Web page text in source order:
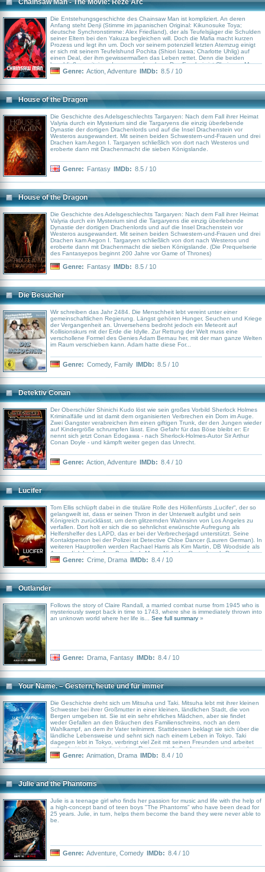
Chainsaw Man - The Movie: Reze Arc
Die Entstehungsgeschichte des Chainsaw Man ist kompliziert. An deren
Anfang steht Denji (Stimme im japanischen Original: Kikunosuke Toya;
deutsche Synchronstimme: Alex Friedland), der als Teufelsjäger die Schulden
seiner Eltern bei den Yakuza begleichen will. Doch die Mafia macht kurzen
Prozess und legt ihn um. Doch vor seinem potenziell letzten Atemzug einigt
er sich mit seinem Teufelshund Pochita (Shiori Izawa; Charlotte Uhlig) auf
einen Deal, der ihm gewissermaßen das Leben rettet. Denn die beiden
beschließen, miteinander zu verschmelzen. Das Ergebnis ist Chainsaw Man,
dessen Welt nun plötzlich von dem aufgetauchten Mädchen Reze (Reina
Genre: Action Adventure IMDb: 8.5 / 10
House of the Dragon
Die Geschichte des Adelsgeschlechts Targaryen: Nach dem Fall ihrer Heimat
Valyria durch ein Mysterium sind die Targaryens die einzig überlebende
Dynastie der dortigen Drachenlords und auf die Insel Drachenstein vor
Westeros ausgewandert. Mit seinen beiden Schwestern-und-Frauen und drei
Drachen kam Aegon I. Targaryen schließlich von dort nach Westeros und
eroberte dann mit Drachenmacht die sieben Königslande.
Genre: Fantasy IMDb: 8.5 / 10
House of the Dragon
Die Geschichte des Adelsgeschlechts Targaryen: Nach dem Fall ihrer Heimat
Valyria durch ein Mysterium sind die Targaryens die einzig überlebende
Dynastie der dortigen Drachenlords und auf die Insel Drachenstein vor
Westeros ausgewandert. Mit seinen beiden Schwestern-und-Frauen und drei
Drachen kam Aegon I. Targaryen schließlich von dort nach Westeros und
eroberte dann mit Drachenmacht die sieben Königslande. (Die Prequelserie
des Fantasyepos beginnt 200 Jahre vor Game of Thrones)
Genre: Fantasy IMDb: 8.5 / 10
Die Besucher
Wir schreiben das Jahr 2484. Die Menschheit lebt vereint unter einer
gemeinschaftlichen Regierung. Längst gehören Hunger, Seuchen und Kriege
der Vergangenheit an. Unversehens bedroht jedoch ein Meteorit auf
Kollisionskurs mit der Erde die Idylle. Zur Rettung der Welt muss eine
verschollene Formel des Genies Adam Bernau her, mit der man ganze Welten
im Raum verschieben kann. Adam hatte diese For...
Genre: Comedy, Family IMDb: 8.5 / 10
Detektiv Conan
Der Oberschüler Shinichi Kudo löst wie sein großes Vorbild Sherlock Holmes
Kriminalfälle und ist damit dem organisierten Verbrechen ein Dorn im Auge.
Zwei Gangster verabreichen ihm einen giftigen Trunk, der den Jungen wieder
auf Kindergröße schrumpfen lässt. Eine Gefahr für das Böse bleibt er: Er
nennt sich jetzt Conan Edogawa - nach Sherlock-Holmes-Autor Sir Arthur
Conan Doyle - und kämpft weiter gegen das Unrecht.
Genre: Action Adventure IMDb: 8.4 / 10
Lucifer
Tom Ellis schlüpft dabei in die tituläre Rolle des Höllenfürsts „Lucifer“, der so
gelangweilt ist, dass er seinen Thron in der Unterwelt aufgibt und sein
Königreich zurücklässt, um dem glitzernden Wahnsinn von Los Angeles zu
verfallen. Dort holt er sich die so sehnlichst erwünschte Aufregung als
Helfershelfer des LAPD, das er bei der Verbrecherjagd unterstützt. Seine
Kontaktperson bei der Polizei ist Detective Chloe Dancer (Lauren German). In
weiteren Hauptrollen werden Rachael Harris als Kim Martin, DB Woodside als
Amenadiel, Lesley-Ann Brandt als Maze, Nicholas Gonzalez als Dan und
Scarlett Estevez als Trixie zu sehen sein.
Genre: Crime Drama IMDb: 8.4 / 10
Outlander
Follows the story of Claire Randall, a married combat nurse from 1945 who is
mysteriously swept back in time to 1743, where she is immediately thrown into
an unknown world where her life is... See full summary »
Genre: Drama Fantasy IMDb: 8.4 / 10
Your Name. – Gestern, heute und für immer
Die Geschichte dreht sich um Mitsuha und Taki. Mitsuha lebt mit ihrer kleinen
Schwester bei ihrer Großmutter in einer kleinen, ländlichen Stadt, die von
Bergen umgeben ist. Sie ist ein sehr ehrliches Mädchen, aber sie findet
weder Gefallen an den Bräuchen des Familienschreins, noch an dem
Wahlkampf, an dem ihr Vater teilnimmt. Stattdessen beklagt sie sich über die
ländliche Lebensweise und sehnt sich nach einem Leben in Tokyo. Taki
dagegen lebt in Tokyo, verbringt viel Zeit mit seinen Freunden und arbeitet
nebenbei in einem italienischen Restaurant. Außerdem interessiert er sich
sehr für Architektur und bildende Kunst. Eines Tages jedoch hat Mitsuha
denselben Traum, findet sich aber als Mädchen in einer Stadt in den Bergen
wieder, wo er noch nie zuvor war. Was ist das Geheimnis ihrer Träume und
ihrer persönlichen Erfahrungen?
Genre: Animation Drama IMDb: 8.4 / 10
Julie and the Phantoms
Julie is a teenage girl who finds her passion for music and life with the help of
a high-concept band of teen boys "The Phantoms" who have been dead for
25 years. Julie, in turn, helps them become the band they were never able to
be.
Genre: Adventure Comedy IMDb: 8.4 / 10